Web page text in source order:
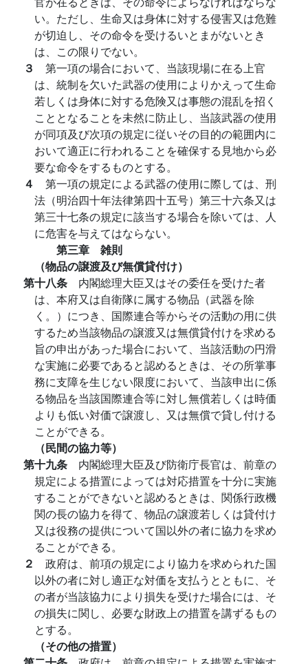
い。ただし、生命又は身体に対する侵害又は危難
が切迫し、その命令を受けるいとまがないとき
は、この限りでない。
３ 第一項の場合において、当該現場に在る上官
は、統制を欠いた武器の使用によりかえって生命
若しくは身体に対する危険又は事態の混乱を招く
こととなることを未然に防止し、当該武器の使用
が同項及び次項の規定に従いその目的の範囲内に
おいて適正に行われることを確保する見地から必
要な命令をするものとする。
４ 第一項の規定による武器の使用に際しては、刑
法（明治四十年法律第四十五号）第三十六条又は
第三十七条の規定に該当する場合を除いては、人
に危害を与えてはならない。
第三章 雑則
（物品の譲渡及び無償貸付け）
第十八条 内閣総理大臣又はその委任を受けた者
は、本府又は自衛隊に属する物品（武器を除
く。）につき、国際連合等からその活動の用に供
するため当該物品の譲渡又は無償貸付けを求める
旨の申出があった場合において、当該活動の円滑
な実施に必要であると認めるときは、その所掌事
務に支障を生じない限度において、当該申出に係
る物品を当該国際連合等に対し無償若しくは時価
よりも低い対価で譲渡し、又は無償で貸し付ける
ことができる。
（民間の協力等）
第十九条 内閣総理大臣及び防衛庁長官は、前章の
規定による措置によっては対応措置を十分に実施
することができないと認めるときは、関係行政機
関の長の協力を得て、物品の譲渡若しくは貸付け
又は役務の提供について国以外の者に協力を求め
ることができる。
２ 政府は、前項の規定により協力を求められた国
以外の者に対し適正な対価を支払うとともに、そ
の者が当該協力により損失を受けた場合には、そ
の損失に関し、必要な財政上の措置を講ずるもの
とする。
（その他の措置）